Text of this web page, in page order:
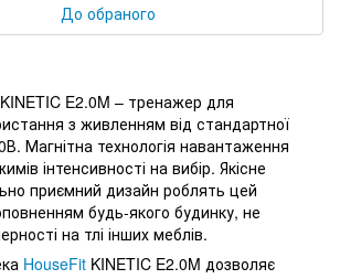
До обраного
E2.0M – тренажер для
з живленням від стандартної
Магнітна технологія навантаження
інтенсивності на вибір. Якісне
приємний дизайн роблять цей
будь-якого будинку, не
на тлі інших меблів.
HouseFit KINETIC E2.0M дозволяє